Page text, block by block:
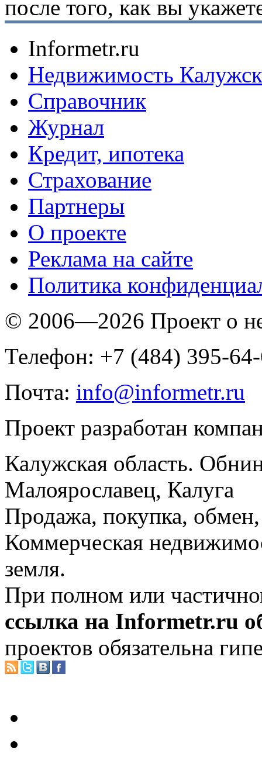
после того, как вы
Informetr.ru
Недвижимость
Справочник
Журнал
Кредит, ипотека
Страхование
Партнеры
O проекте
Реклама на сайте
Политика
© 2006—2026 Проект о
Телефон: +7 (484) 395-
Почта: info@informetr.ru
Проект разработан
Калужская область.
Малоярославец, Калуга
Продажа, покупка, обмен,
Коммерческая
земля.
При полном или
ссылка на Informetr.ru
проектов обязательна